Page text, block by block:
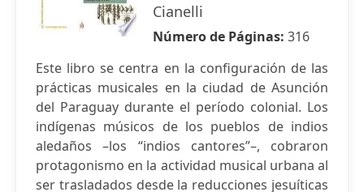
Cianelli
Número de Páginas: 316
Este libro se centra en la configuración de las
prácticas musicales en la ciudad de Asunción
del Paraguay durante el período colonial. Los
indígenas músicos de los pueblos de indios
aledaños –los “indios cantores”–, cobraron
protagonismo en la actividad musical urbana al
ser trasladados desde la reducciones jesuíticas